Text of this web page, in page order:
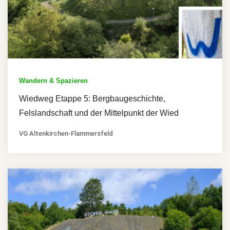
Wandern & Spazieren
Wiedweg Etappe 5: Bergbaugeschichte,
Felslandschaft und der Mittelpunkt der Wied
VG Altenkirchen-Flammersfeld